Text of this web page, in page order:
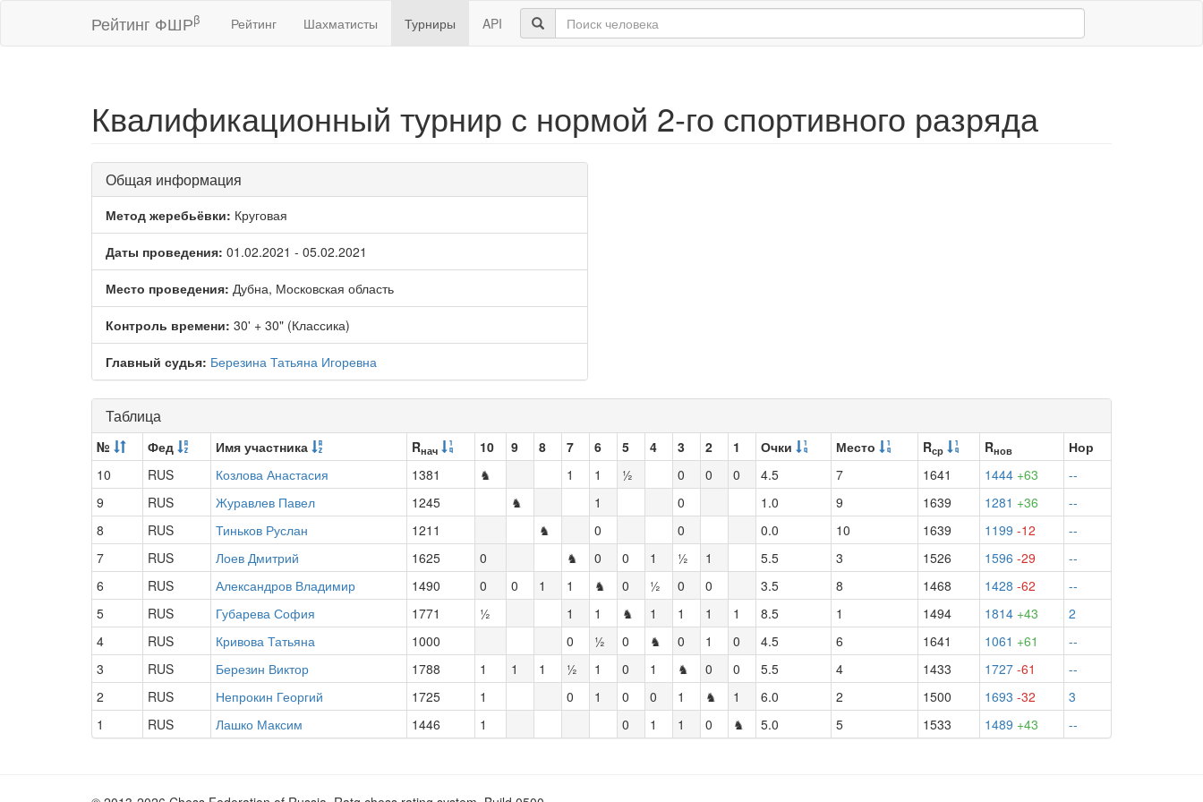
Рейтинг ФШРβ Рейтинг Шахматисты Турниры API
Квалификационный турнир с нормой 2-го спортивного разряда
Общая информация
Метод жеребьёвки: Круговая
Даты проведения: 01.02.2021 - 05.02.2021
Место проведения: Дубна, Московская область
Контроль времени: 30' + 30" (Классика)
Главный судья: Березина Татьяна Игоревна
Таблица
№ Фед Имя участника Rнач 10 9 8 7 6 5 4 3 2 1 Очки Место Rср Rнов
Нор
10
RUS Козлова Анастасия 1381 ♞ 1 1 ½ 0 0 0 4.5 7 1641 1444 +63
--
9
RUS Журавлев Павел 1245 ♞ 1 0 1.0 9 1639 1281 +36
--
8
RUS Тиньков Руслан 1211 ♞ 0 0 0.0 10 1639 1199 -12
--
7
RUS Лоев Дмитрий 1625 0 ♞ 0 0 1 ½ 1 5.5 3 1526 1596 -29
--
6
RUS Александров Владимир 1490 0 0 1 1 ♞ 0 ½ 0 0 3.5 8 1468 1428 -62
--
5
RUS Губарева София 1771 ½ 1 1 ♞ 1 1 1 1 8.5 1 1494 1814 +43
2
4
RUS Кривова Татьяна 1000 0 ½ 0 ♞ 0 1 0 4.5 6 1641 1061 +61
--
3
RUS Березин Виктор 1788 1 1 1 ½ 1 0 1 ♞ 0 0 5.5 4 1433 1727 -61
--
2
RUS Непрокин Георгий 1725 1 0 1 0 0 1 ♞ 1 6.0 2 1500 1693 -32
3
1
RUS Лашко Максим 1446 1 0 1 1 0 ♞ 5.0 5 1533 1489 +43 --